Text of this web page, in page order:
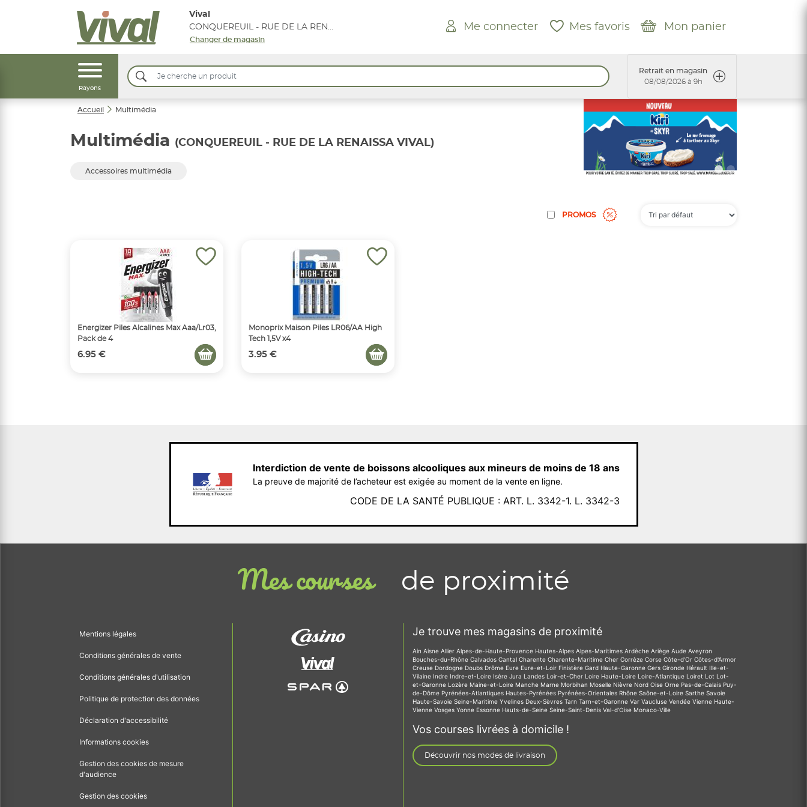
Vival
CONQUEREUIL - RUE DE LA RENAISSA VIVAL
Changer de magasin
Me connecter Mes favoris Mon panier
Rayons
Retrait en magasin
08/08/2026 à 9h
Accueil Multimédia
Multimédia (CONQUEREUIL - RUE DE LA RENAISSA VIVAL)
Accessoires multimédia
PROMOS
Energizer Piles Alcalines Max Aaa/Lr03,
Pack de 4
6.95 €
Monoprix Maison Piles LR06/AA High
Tech 1,5V x4
3.95 €
Interdiction de vente de boissons alcooliques aux mineurs de moins de 18 ans
La preuve de majorité de l’acheteur est exigée au moment de la vente en ligne.
CODE DE LA SANTÉ PUBLIQUE : ART. L. 3342-1. L. 3342-3
Mes courses de proximité
Mentions légales
Conditions générales de vente
Conditions générales d'utilisation
Politique de protection des données
Déclaration d'accessibilité
Informations cookies
Gestion des cookies de mesure
d'audience
Gestion des cookies
Je trouve mes magasins de proximité
Ain Aisne Allier Alpes-de-Haute-Provence Hautes-Alpes Alpes-Maritimes Ardèche Ariège Aude Aveyron
Bouches-du-Rhône Calvados Cantal Charente Charente-Maritime Cher Corrèze Corse Côte-d'Or Côtes-d'Armor
Creuse Dordogne Doubs Drôme Eure Eure-et-Loir Finistère Gard Haute-Garonne Gers Gironde Hérault Ille-et-
Vilaine Indre Indre-et-Loire Isère Jura Landes Loir-et-Cher Loire Haute-Loire Loire-Atlantique Loiret Lot Lot-
et-Garonne Lozère Maine-et-Loire Manche Marne Morbihan Moselle Nièvre Nord Oise Orne Pas-de-Calais Puy-
de-Dôme Pyrénées-Atlantiques Hautes-Pyrénées Pyrénées-Orientales Rhône Saône-et-Loire Sarthe Savoie
Haute-Savoie Seine-Maritime Yvelines Deux-Sèvres Tarn Tarn-et-Garonne Var Vaucluse Vendée Vienne Haute-
Vienne Vosges Yonne Essonne Hauts-de-Seine Seine-Saint-Denis Val-d'Oise Monaco-Ville
Vos courses livrées à domicile !
Découvrir nos modes de livraison